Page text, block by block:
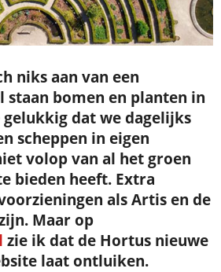
niks aan van een
staan bomen en planten in
dat we dagelijks
scheppen in eigen
volop van al het groen
bieden heeft. Extra
als Artis en de
Maar op
zie ik dat de Hortus nieuwe
laat ontluiken.
bevestiging in je mailbox.